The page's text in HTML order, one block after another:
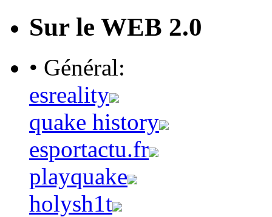
Sur le WEB 2.0
• Général:
esreality
quake history
esportactu.fr
playquake
holysh1t